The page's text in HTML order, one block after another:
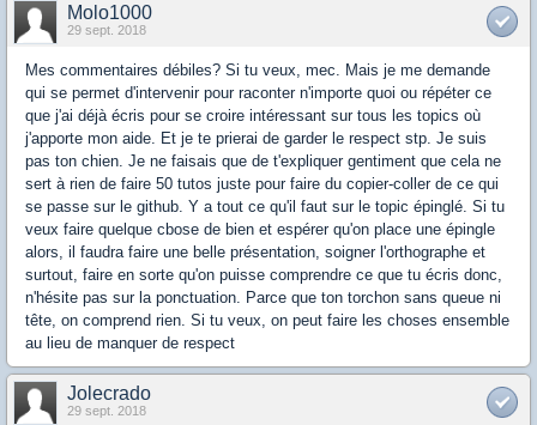
Molo1000
29 sept. 2018
Mes commentaires débiles? Si tu veux, mec. Mais je me demande
qui se permet d'intervenir pour raconter n'importe quoi ou répéter ce
que j'ai déjà écris pour se croire intéressant sur tous les topics où
j'apporte mon aide. Et je te prierai de garder le respect stp. Je suis
pas ton chien. Je ne faisais que de t'expliquer gentiment que cela ne
sert à rien de faire 50 tutos juste pour faire du copier-coller de ce qui
se passe sur le github. Y a tout ce qu'il faut sur le topic épinglé. Si tu
veux faire quelque cbose de bien et espérer qu'on place une épingle
alors, il faudra faire une belle présentation, soigner l'orthographe et
surtout, faire en sorte qu'on puisse comprendre ce que tu écris donc,
n'hésite pas sur la ponctuation. Parce que ton torchon sans queue ni
tête, on comprend rien. Si tu veux, on peut faire les choses ensemble
au lieu de manquer de respect
Jolecrado
29 sept. 2018